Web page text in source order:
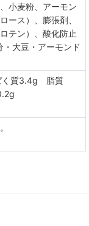
小麦粉、アーモン
ース）、膨張剤、
テン）、酸化防止
・大豆・アーモンド
く質3.4g 脂質